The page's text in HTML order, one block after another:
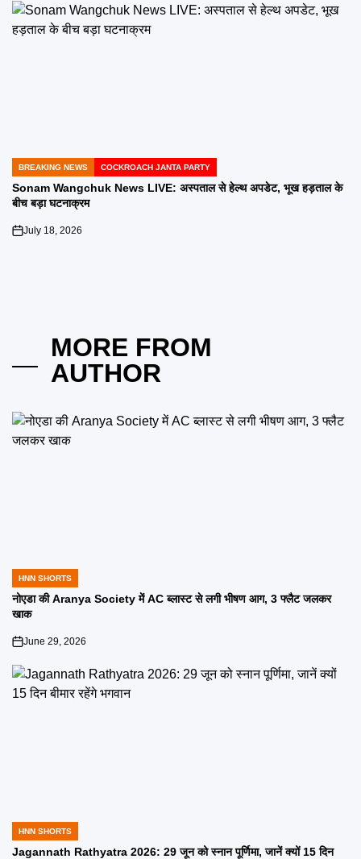
POSTED
IN
BREAKING NEWS COCKROACH JANTA PARTY
Sonam Wangchuk News LIVE: अस्पताल से हेल्थ अपडेट, भूख हड़ताल के
बीच बड़ा घटनाक्रम
on
July 18, 2026
MORE FROM
AUTHOR
POSTED
IN
HNN SHORTS
नोएडा की Aranya Society में AC ब्लास्ट से लगी भीषण आग, 3 फ्लैट जलकर
खाक
on
June 29, 2026
POSTED
IN
HNN SHORTS
Jagannath Rathyatra 2026: 29 जून को स्नान पूर्णिमा, जानें क्यों 15 दिन